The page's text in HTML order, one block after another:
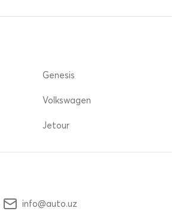
Genesis
Volkswagen
Jetour
info@auto.uz